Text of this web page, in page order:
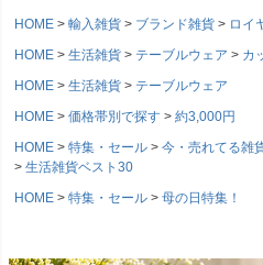
HOME 輸入雑貨 ブランド雑貨
ロイ
HOME
生活雑貨 テーブルウェア
カ
HOME
生活雑貨
テーブルウェア
HOME
価格帯別で探す
約3,000円
HOME
特集・セール
今・売れてる雑
生活雑貨ベスト30
HOME
特集・セール 母の日特集！